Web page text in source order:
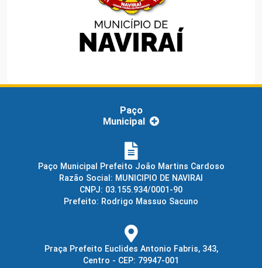
Paço
Municipal
Paço Municipal Prefeito João Martins Cardoso
Razão Social: MUNICIPIO DE NAVIRAI
CNPJ: 03.155.934/0001-90
Prefeito: Rodrigo Massuo Sacuno
Praça Prefeito Euclides Antonio Fabris, 343,
Centro - CEP: 79947-001